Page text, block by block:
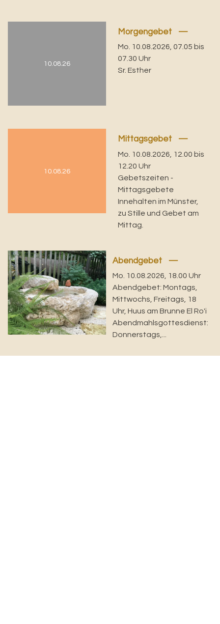
10.08.26
Morgengebet
Mo. 10.08.2026, 07.05 bis
07.30 Uhr
Sr. Esther
10.08.26
Mittagsgebet
Mo. 10.08.2026, 12.00 bis
12.20 Uhr
Gebetszeiten -
Mittagsgebete
Innehalten im Münster,
zu Stille und Gebet am
Mittag.
Abendgebet
Mo. 10.08.2026, 18.00 Uhr
Abendgebet: Montags,
Mittwochs, Freitags, 18
Uhr, Huus am Brunne El Ro'i
Abendmahlsgottesdienst:
Donnerstags,...